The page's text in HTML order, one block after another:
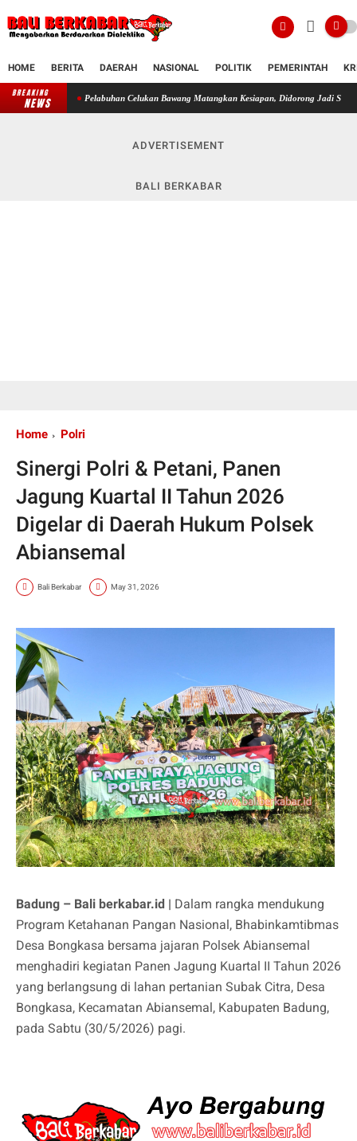
HOME BERITA DAERAH NASIONAL POLITIK PEMERINTAH
BREAKING
NEWS
Pelabuhan Celukan Bawang Matangkan Kesiapan, Didorong Jadi Simpul Strategis
ADVERTISEMENT
BALI BERKABAR
Home Polri
Sinergi Polri & Petani, Panen
Jagung Kuartal II Tahun 2026
Digelar di Daerah Hukum Polsek
Abiansemal
Bali Berkabar May 31, 2026
Badung – Bali berkabar.id | Dalam rangka mendukung
Program Ketahanan Pangan Nasional, Bhabinkamtibmas
Desa Bongkasa bersama jajaran Polsek Abiansemal
menghadiri kegiatan Panen Jagung Kuartal II Tahun 2026
yang berlangsung di lahan pertanian Subak Citra, Desa
Bongkasa, Kecamatan Abiansemal, Kabupaten Badung,
pada Sabtu (30/5/2026) pagi.